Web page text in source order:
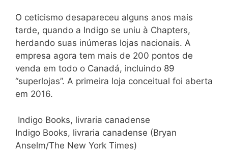
O ceticismo desapareceu alguns anos mais
tarde, quando a Indigo se uniu à Chapters,
herdando suas inúmeras lojas nacionais. A
empresa agora tem mais de 200 pontos de
venda em todo o Canadá, incluindo 89
“superlojas”. A primeira loja conceitual foi aberta
em 2016.
Indigo Books, livraria canadense
Indigo Books, livraria canadense (Bryan
Anselm/The New York Times)